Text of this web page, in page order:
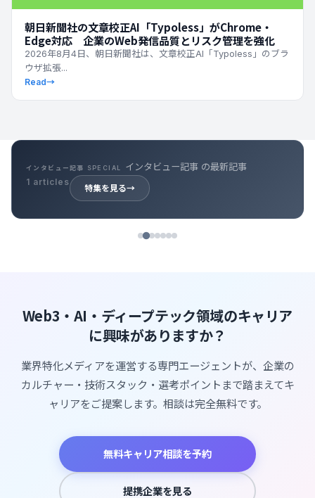
朝日新聞社の文章校正AI「Typoless」がChrome・
Edge対応 企業のWeb発信品質とリスク管理を強化
2026年8月4日、朝日新聞社は、文章校正AI「Typoless」のブラ
ウザ拡張...
Read→
キャリア記事 SPECIAL キャリア記事 の最新記事
39 articles
特集を見る→
Web3・AI・ディープテック領域のキャリア
に興味がありますか？
業界特化メディアを運営する専門エージェントが、企業の
カルチャー・技術スタック・選考ポイントまで踏まえてキ
ャリアをご提案します。相談は完全無料です。
無料キャリア相談を予約
提携企業を見る